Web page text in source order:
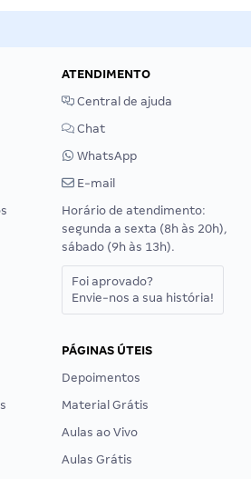
ATENDIMENTO
Central de ajuda
Chat
WhatsApp
E-mail
Horário de atendimento:
segunda a sexta (8h às 20h),
sábado (9h às 13h).
Foi aprovado?
Envie-nos a sua história!
PÁGINAS ÚTEIS
Depoimentos
Material Grátis
Aulas ao Vivo
Aulas Grátis